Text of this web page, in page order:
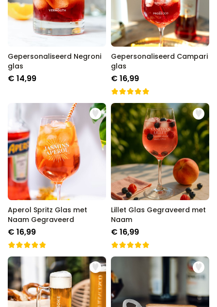
Gepersonaliseerd Negroni
glas
€ 14,99
Gepersonaliseerd Campari
glas
€ 16,99
Aperol Spritz Glas met
Naam Gegraveerd
€ 16,99
Lillet Glas Gegraveerd met
Naam
€ 16,99